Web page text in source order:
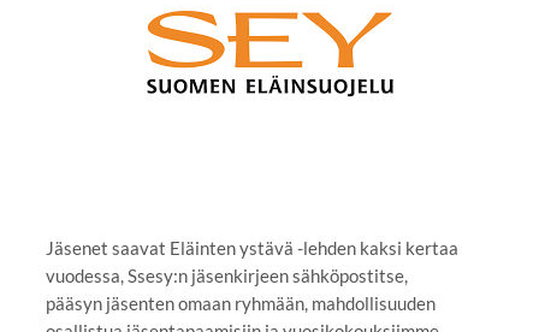
Jäsenet saavat Eläinten ystävä -lehden kaksi kertaa
vuodessa, Ssesy:n jäsenkirjeen sähköpostitse,
pääsyn jäsenten omaan ryhmään, mahdollisuuden